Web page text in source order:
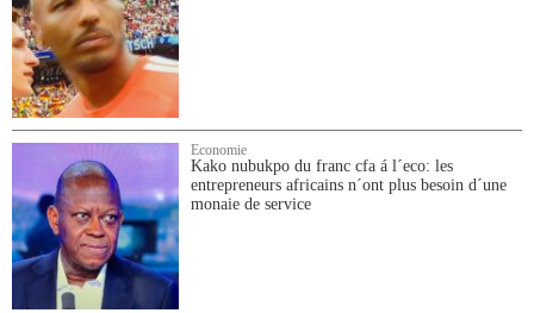
Economie
Kako nubukpo du franc cfa á l´eco: les
entrepreneurs africains n´ont plus besoin d´une
monaie de service